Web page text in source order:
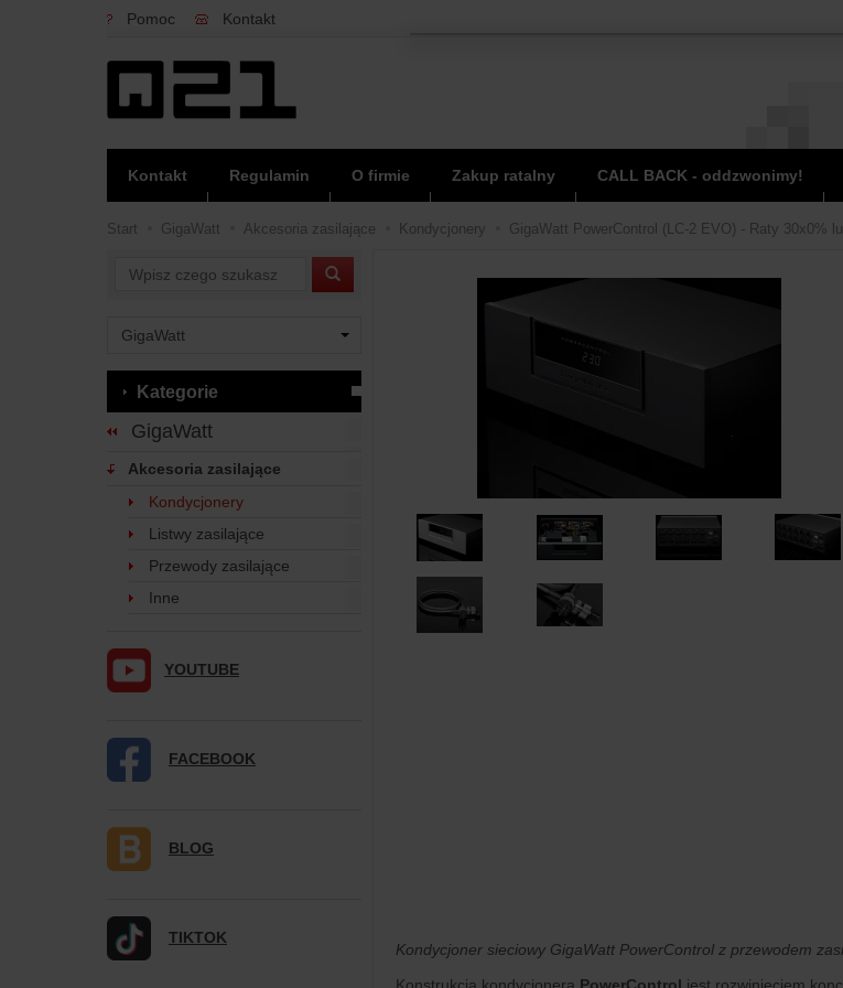
Pomoc Kontakt
Kontakt Regulamin O firmie Zakup ratalny CALL BACK - oddzwonimy!
Start GigaWatt Akcesoria zasilające Kondycjonery GigaWatt PowerControl (LC-2 EVO) - Raty 30x0%
Kondycjoner sieciowy GigaWatt PowerControl z przewodem
Konstrukcja kondycjonera PowerControl jest rozwinięciem
Wyszukaj
Kategorie
GigaWatt
Akcesoria zasilające
Kondycjonery
Listwy zasilające
Przewody zasilające
Inne
YOUTUBE
FACEBOOK
BLOG
TIKTOK